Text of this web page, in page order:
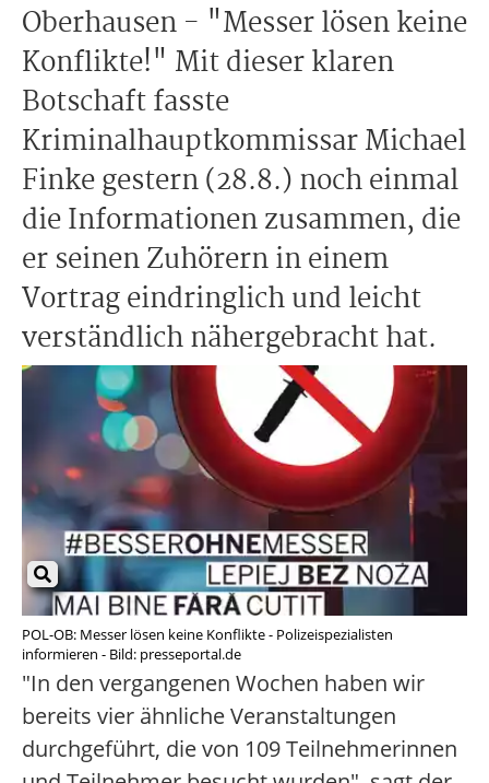
Oberhausen - "Messer lösen keine
Konflikte!" Mit dieser klaren
Botschaft fasste
Kriminalhauptkommissar Michael
Finke gestern (28.8.) noch einmal
die Informationen zusammen, die
er seinen Zuhörern in einem
Vortrag eindringlich und leicht
verständlich nähergebracht hat.
POL-OB: Messer lösen keine Konflikte - Polizeispezialisten
informieren - Bild: presseportal.de
"In den vergangenen Wochen haben wir
bereits vier ähnliche Veranstaltungen
durchgeführt, die von 109 Teilnehmerinnen